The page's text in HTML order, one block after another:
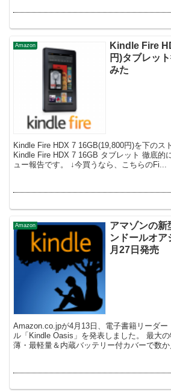
Amazon
Kindle Fire
円)タブレッ
みた
Kindle Fire HDX 7 16GB(19,800円)を下のス
Kindle Fire HDX 7 16GB タブレット 徹底的に使ってみましたのレビ
ュー報告です。 ↓今買うなら、こちらのFi...
Amazon
アマゾンの
ンドールオ
月27日発売
Amazon.co.jpが4月13日、電子書籍リーダ
ル「Kindle Oasis」を発表しました。 最大の特徴は、Kindle史上最
薄・最軽量＆内蔵バッテリー付カバーで数